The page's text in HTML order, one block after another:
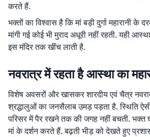
करते हैं.
भक्तों का विश्वास है कि मां बड़ी दुर्गा महारानी के
मांगी गई कोई भी मुराद अधूरी नहीं रहती. यही
इस मंदिर तक खींच लाती है.
नवरात्र में रहता है आस्था का
विशेष अवसरों और खासकर शारदीय एवं चैत्र
श्रद्धालुओं का जनसैलाब उमड़ पड़ता है. स्थिति ऐसी
परिसर में पैर रखने तक की जगह नहीं बचती. भक्त
मां के दर्शन करते हैं. बढ़ती भीड़ को देखते हुए